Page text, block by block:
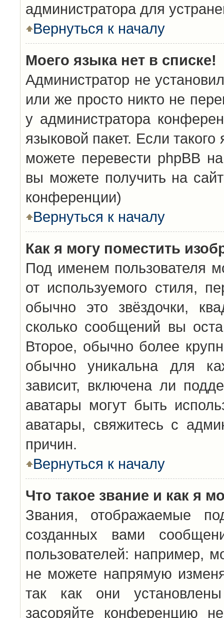
администратора для
Вернуться к началу
Моего языка нет в списке!
Администратор не
или же просто никто не
у администратора
языковой пакет. Если
можете перевести phpBB
вы можете получить на
конференции)
Вернуться к началу
Как я могу поместить
Под именем пользователя
от используемого стиля,
обычно это звёздочки,
сколько сообщений вы
Второе, обычно более
обычно уникальна для
зависит, включена ли
аватары могут быть
аватары, свяжитесь с
причин.
Вернуться к началу
Что такое звание и как я
Звания, отображаемые
созданных вами
пользователей: например,
не можете напрямую
так как они
засоряйте конференцию